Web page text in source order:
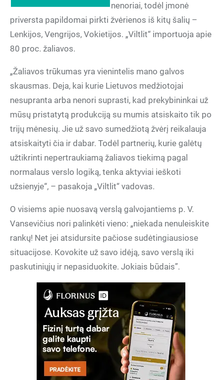
nenoriai, todėl įmonė
priversta papildomai pirkti žvėrienos iš kitų šalių –
Lenkijos, Vengrijos, Vokietijos. „Viltlit“ importuoja apie
80 proc. žaliavos.
„Žaliavos trūkumas yra vienintelis mano galvos
skausmas. Deja, kai kurie Lietuvos medžiotojai
nesupranta arba nenori suprasti, kad prekybininkai už
mūsų pristatytą produkciją su mumis atsiskaito tik po
trijų mėnesių. Jie už savo sumedžiotą žvėrį reikalauja
atsiskaityti čia ir dabar. Todėl partnerių, kurie galėtų
užtikrinti nepertraukiamą žaliavos tiekimą pagal
normalaus verslo logiką, tenka aktyviai ieškoti
užsienyje“, – pasakoja „Viltlit“ vadovas.
O visiems apie nuosavą verslą galvojantiems p. V.
Vansevičius nori palinkėti vieno: „niekada nenuleiskite
rankų! Net jei atsidursite pačiose sudėtingiausiose
situacijose. Kovokite už savo idėją, savo verslą iki
paskutiniųjų ir nepasiduokite. Jokiais būdais”.